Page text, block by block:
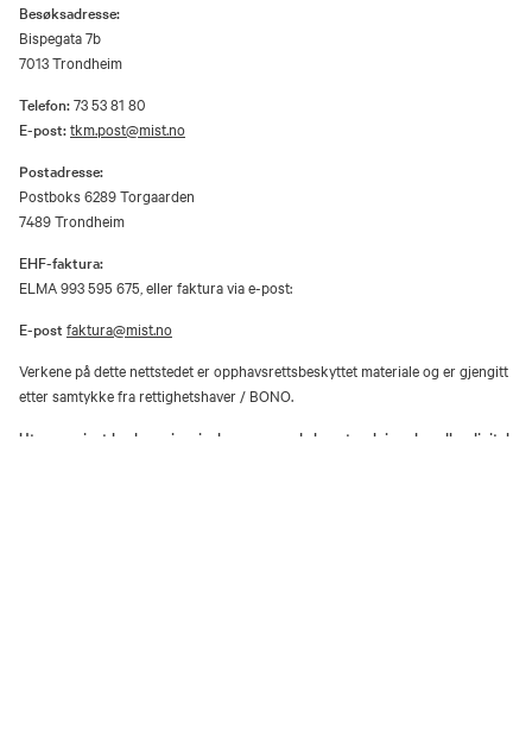
Besøksadresse:
Bispegata 7b
7013 Trondheim
Telefon:73 53 81 80
E-post:tkm.post@mist.no
Postadresse:
Postboks 6289 Torgaarden
7489 Trondheim
EHF-faktura:
ELMA 993 595 675, eller faktura via e-post:
E-post faktura@mist.no
Verkene på dette nettstedet er opphavsrettsbeskyttet materiale og er gjengitt
etter samtykke fra rettighetshaver / BONO.
Utover privat bruk er gjengivelse av vernede kunstverk i analog eller digital